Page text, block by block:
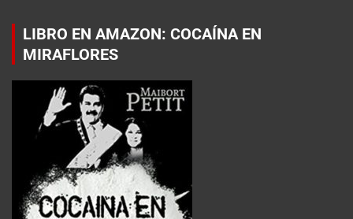
LIBRO EN AMAZON: COCAÍNA EN
MIRAFLORES